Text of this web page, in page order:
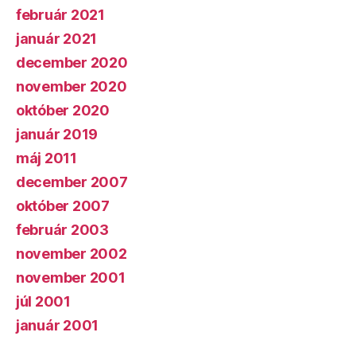
február 2021
január 2021
december 2020
november 2020
október 2020
január 2019
máj 2011
december 2007
október 2007
február 2003
november 2002
november 2001
júl 2001
január 2001